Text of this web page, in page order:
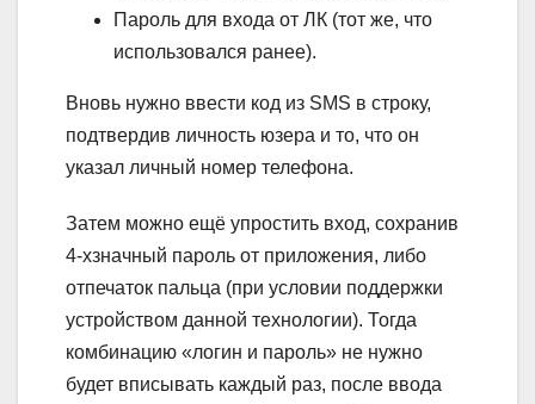
Пароль для входа от ЛК (тот же, что
использовался ранее).
Вновь нужно ввести код из SMS в строку,
подтвердив личность юзера и то, что он
указал личный номер телефона.
Затем можно ещё упростить вход, сохранив
4-хзначный пароль от приложения, либо
отпечаток пальца (при условии поддержки
устройством данной технологии). Тогда
комбинацию «логин и пароль» не нужно
будет вписывать каждый раз, после ввода